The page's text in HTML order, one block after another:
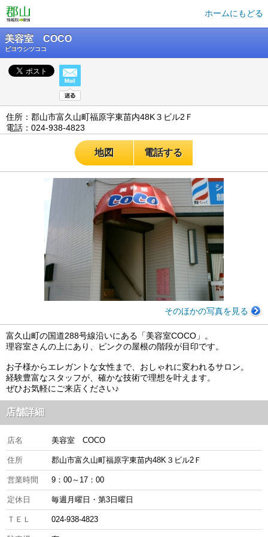
ホームにもどる
美容室 COCO
ビヨウシツココ
住所：郡山市富久山町福原字東苗内48K３ビル2Ｆ
電話：024-938-4823
地図 電話する
そのほかの写真を見る
富久山町の国道288号線沿いにある「美容室COCO」。
理容室さんの上にあり、ピンクの屋根の階段が目印です。
お子様からエレガントな女性まで、おしゃれに変われるサロン。
経験豊富なスタッフが、確かな技術で理想を叶えます。
ぜひお気軽にご来店ください♪
店舗詳細
店名 美容室 COCO
住所 郡山市富久山町福原字東苗内48K３ビル2Ｆ
営業時間 9：00～17：00
定休日 毎週月曜日・第3日曜日
ＴＥＬ 024-938-4823